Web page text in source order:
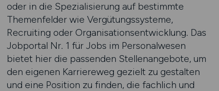
oder in die Spezialisierung auf bestimmte
Themenfelder wie Vergütungssysteme,
Recruiting oder Organisationsentwicklung. Das
Jobportal Nr. 1 für Jobs im Personalwesen
bietet hier die passenden Stellenangebote, um
den eigenen Karriereweg gezielt zu gestalten
und eine Position zu finden, die fachlich und